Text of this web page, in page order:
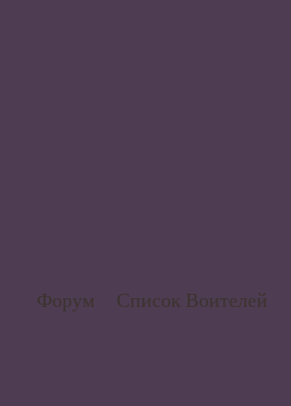
Форум Список Воителей